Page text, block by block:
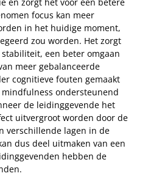
focus kan meer
in het huidige moment,
zou worden. Het zorgt
een beter omgaan
meer gebalanceerde
cognitieve fouten gemaakt
ondersteunend
de leidinggevende het
uitvergroot worden door de
verschillende lagen in de
dus deel uitmaken van een
hebben de